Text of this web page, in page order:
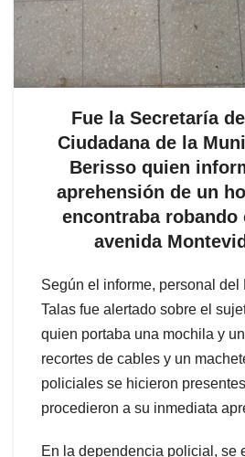
Fue la Secretaría
Ciudadana de la
Berisso quien
aprehensión de un
encontraba robando
avenida
Según el informe, personal del
Talas fue alertado sobre el
quien portaba una mochila y
recortes de cables y un
policiales se hicieron
procedieron a su inmediata
En la dependencia policial, se